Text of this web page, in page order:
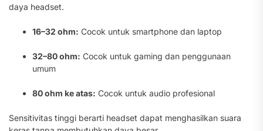
daya headset.
16–32 ohm: Cocok untuk smartphone dan laptop
32–80 ohm: Cocok untuk gaming dan penggunaan
umum
80 ohm ke atas: Cocok untuk audio profesional
Sensitivitas tinggi berarti headset dapat menghasilkan suara